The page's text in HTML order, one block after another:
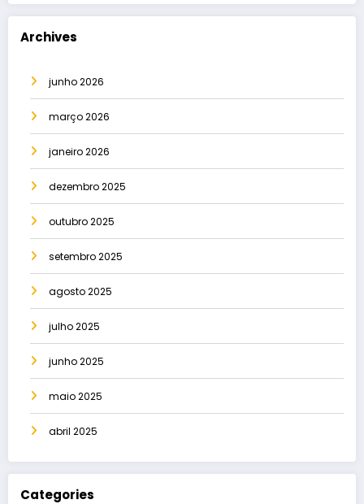
Archives
junho 2026
março 2026
janeiro 2026
dezembro 2025
outubro 2025
setembro 2025
agosto 2025
julho 2025
junho 2025
maio 2025
abril 2025
Categories